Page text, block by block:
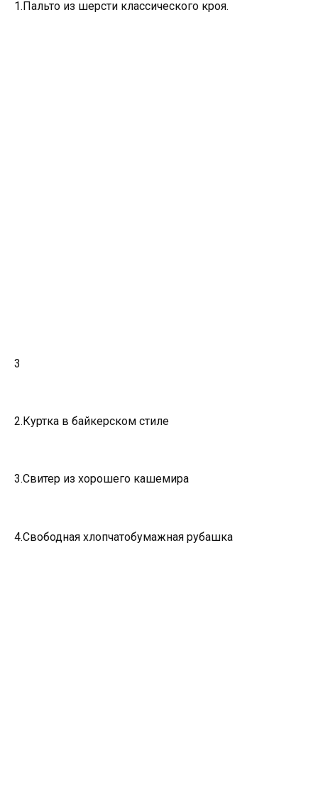
1.Пальто из шерсти классического кроя.
3
2.Куртка в байкерском стиле
3.Свитер из хорошего кашемира
4.Свободная хлопчатобумажная рубашка